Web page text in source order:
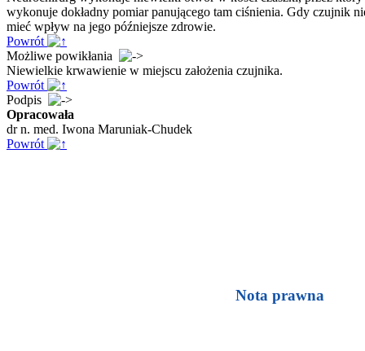
wykonuje dokładny pomiar panującego tam ciśnienia. Gdy czujnik
mieć wpływ na jego późniejsze zdrowie.
Powrót
Możliwe powikłania
Niewielkie krwawienie w miejscu założenia czujnika.
Powrót
Podpis
Opracowała
dr n. med. Iwona Maruniak-Chudek
Powrót
Nota prawna